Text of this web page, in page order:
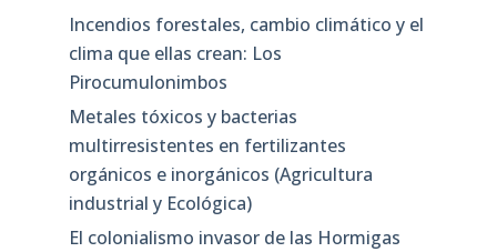
Incendios forestales, cambio climático y el
clima que ellas crean: Los
Pirocumulonimbos
Metales tóxicos y bacterias
multirresistentes en fertilizantes
orgánicos e inorgánicos (Agricultura
industrial y Ecológica)
El colonialismo invasor de las Hormigas